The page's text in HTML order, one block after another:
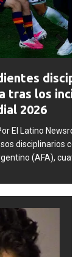
en
La FIFA
la
integrantes